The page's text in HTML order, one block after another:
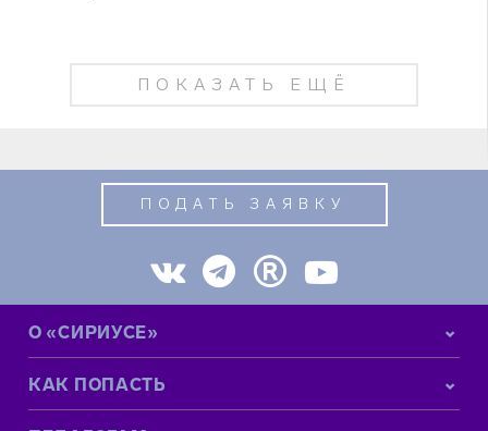
ПОКАЗАТЬ ЕЩЁ
ПОДАТЬ ЗАЯВКУ
О «СИРИУСЕ»
КАК ПОПАСТЬ